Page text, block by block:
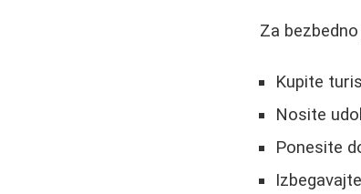
Za
Kupite
Nosite
Ponesite